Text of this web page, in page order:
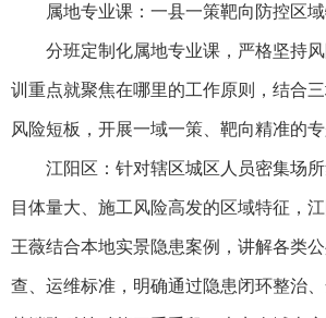
属地专业课：一县一策靶向防控区域
分班定制化属地专业课，严格坚持风
训重点就聚焦在哪里的工作原则，结合
风险短板，开展一域一策、靶向精准的专
江阳区：针对辖区城区人员密集场所
目体量大、施工风险高发的区域特征，
王薇结合本地实景隐患案例，讲解各类
查、运维标准，明确通过隐患闭环整治